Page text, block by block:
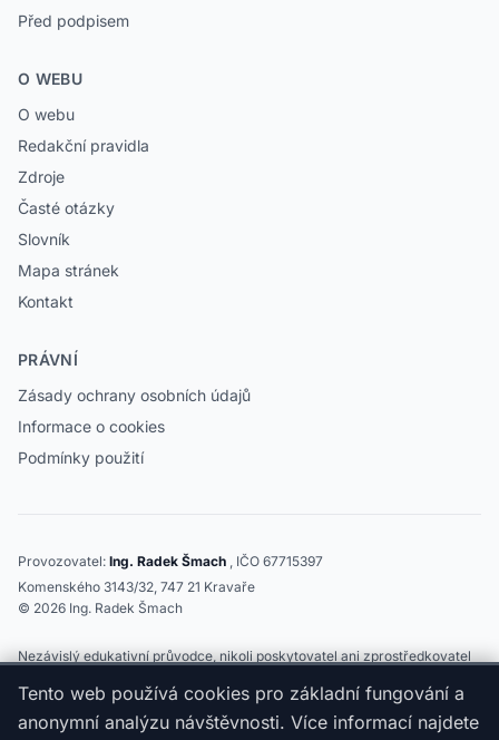
Před podpisem
O WEBU
O webu
Redakční pravidla
Zdroje
Časté otázky
Slovník
Mapa stránek
Kontakt
PRÁVNÍ
Zásady ochrany osobních údajů
Informace o cookies
Podmínky použití
Provozovatel: Ing. Radek Šmach , IČO 67715397
Komenského 3143/32, 747 21 Kravaře
© 2026 Ing. Radek Šmach
Nezávislý edukativní průvodce, nikoli poskytovatel ani zprostředkovatel
nezakládá nárok na poskytnutí úvěru. Před uzavřením smlouvy si
aktuální podmínky ověřte přímo u poskytovatele, případně u nezávislého
Tento web používá cookies pro základní fungování a
anonymní analýzu návštěvnosti. Více informací najdete